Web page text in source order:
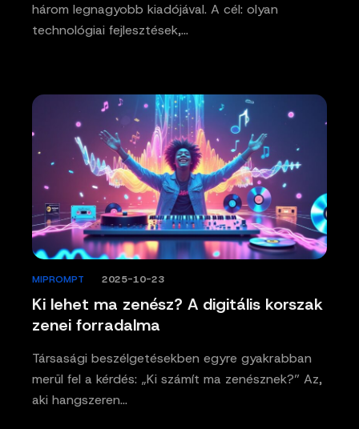
három legnagyobb kiadójával. A cél: olyan
technológiai fejlesztések,…
Ki lehet ma zenész? A digitális korszak
zenei forradalma
MIPROMPT 2025-10-23
Társasági beszélgetésekben egyre gyakrabban
merül fel a kérdés: „Ki számít ma zenésznek?” Az,
aki hangszeren…